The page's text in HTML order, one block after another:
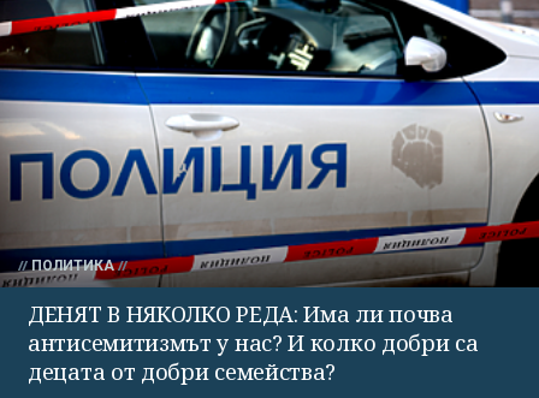
ПОЛИТИКА
ДЕНЯТ В НЯКОЛКО РЕДА: Има ли почва
антисемитизмът у нас? И колко добри са
децата от добри семейства?